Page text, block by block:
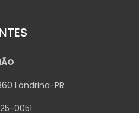
Londrina-PR
0051